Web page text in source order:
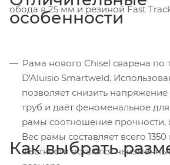
обода в 25 мм и резиной Fast
особенности
Рама нового Chisel сварена по
D'Aluisio Smartweld.
позволяет снизить напряжение
труб и даёт феноменальное
рамы соотношение прочности,
Вес рамы составляет всего 1350
жёсткости остаются
Как выбрать